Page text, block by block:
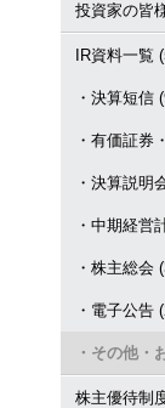
投資家の皆
IR資料一覧
・決算短信
・有価証券
・決算説明
・中期経営
・株主総会
・電子公告
・その他・
株主優待制